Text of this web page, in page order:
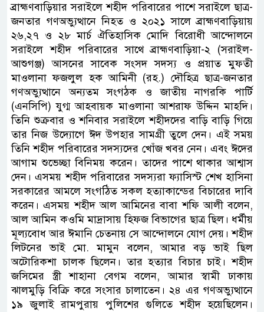
ব্রাহ্মণবাড়িয়ার সরাইলে শহীদ পরিবারের পাশে সরাইলে ছাত্র-
জনতার গণঅভ্যুত্থানে নিহত ও ২০২১ সালে ব্রাহ্মণবাড়িয়ায়
২৬,২৭ ও ২৮ মার্চ ঐতিহাসিক মোদি বিরোধী আন্দোলনে
সরাইলে শহীদ পরিবারের সাথে ব্রাহ্মণবাড়িয়া-২ (সরাইল-
আশুগঞ্জ) আসনের সাবেক সংসদ সদস্য ও প্রয়াত মুফতী
মাওলানা ফজলুল হক আমিনী (রহ.) দৌহিত্র ছাত্র-জনতার
গণঅভ্যুত্থানে অন্যতম সংগঠক ও জাতীয় নাগরকি পার্টি
(এনসিপি) যুগ্ম আহবায়ক মাওলানা আশরাফ উদ্দিন মাহদি।
তিনি শুক্রবার ও শনিবার সরাইলে শহীদদের বাড়ি বাড়ি গিয়ে
তার নিজ উদ্যোগে ঈদ উপহার সামগ্রী তুলে দেন। এই সময়
তিনি শহীদ পরিবারের সদস্যদের খোঁজ খবর নেন। এবং ঈদের
আগাম শুভেচ্ছা বিনিময় করেন। তাদের পাশে থাকার আশ্বাস
দেন। এসময় শহীদ পরিবারের সদস্যরা ফ্যাসিস্ট শেখ হাসিনা
সরকারের আমলে সংগঠিত সকল হত্যাকান্ডের বিচারের দাবি
করেন। এসময় শহীদ আল আমিনের বাবা শফি আলী বলেন,
আল আমিন কওমি মাদ্রাসায় হিফজ বিভাগের ছাত্র ছিল। ধর্মীয়
মূল্যবোধ আর ঈমানি চেতনায় সে আন্দোলনে যোগ দেয়। শহীদ
লিটনের ভাই মো. মামুন বলেন, আমার বড় ভাই ছিল
অটোরিকশা চালক ছিলেন। তার হত্যার বিচার চাই। শহীদ
জসিমের স্ত্রী শাহানা বেগম বলেন, আমার স্বামী ঢাকায়
ঝালমুড়ি বিক্রি করে সংসার চালাতেন। ২৪ এর গণঅভ্যুত্থানে
১৯ জুলাই রামপুরায় পুলিশের গুলিতে শহীদ হয়েছিলেন।